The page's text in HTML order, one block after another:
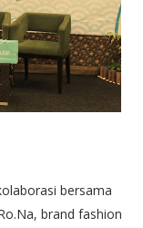
bersama
brand fashion